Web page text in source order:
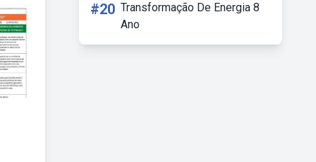
#20 Transformação De Energia 8
Ano